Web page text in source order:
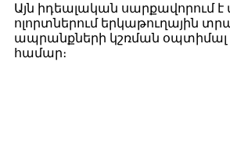
Այն իդեալական սարքավորում
ոլորտներում երկաթուղային
ապրանքների կշռման
համար։